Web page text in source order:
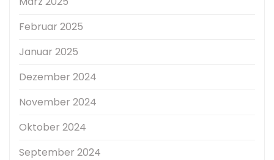
Februar 2025
Januar 2025
Dezember 2024
November 2024
Oktober 2024
September 2024